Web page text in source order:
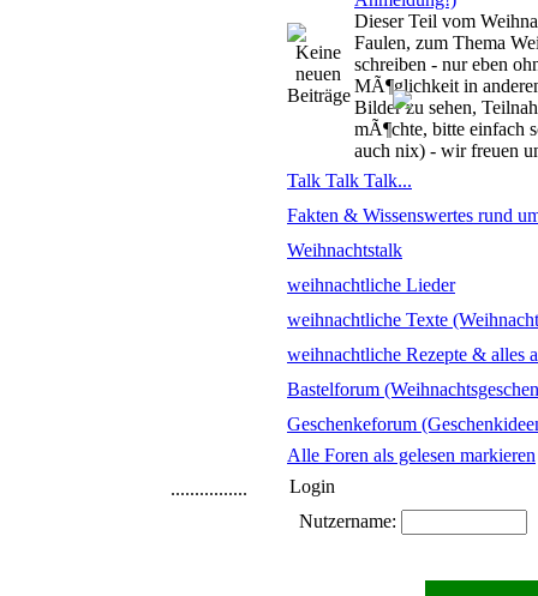
................
Dieser Teil vom
Faulen, zum Thema
schreiben - nur eben
MÃ¶glichkeit in
Bilder zu sehen,
mÃ¶chte, bitte einfach
auch nix) - wir freuen
Talk Talk Talk...
Fakten & Wissenswertes rund
Weihnachtstalk
weihnachtliche Lieder
weihnachtliche Texte
weihnachtliche Rezepte & alles
Bastelforum
Geschenkeforum
Alle Foren als gelesen markieren
Login
Nutzername: